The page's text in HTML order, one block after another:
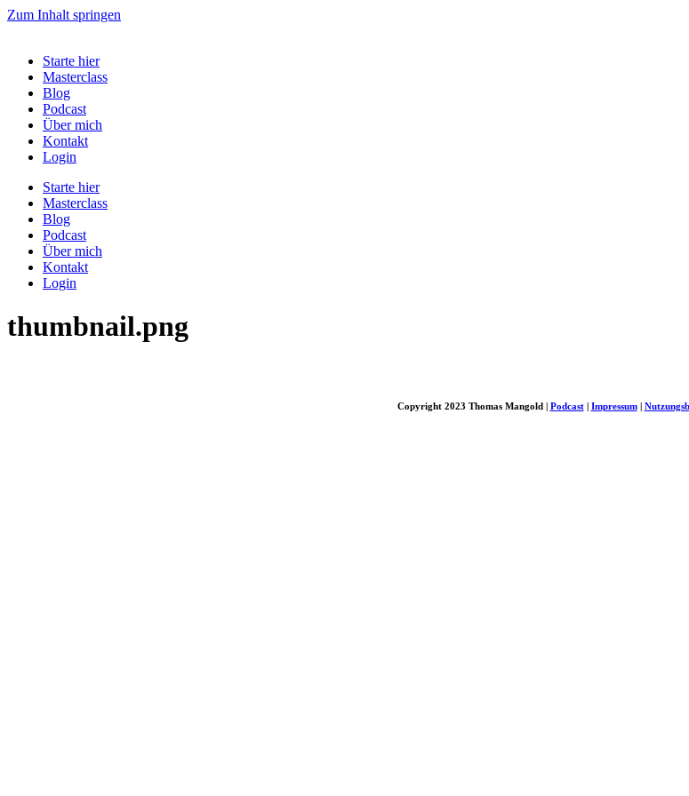
Zum Inhalt springen
Starte hier
Masterclass
Blog
Podcast
Über mich
Kontakt
Login
Starte hier
Masterclass
Blog
Podcast
Über mich
Kontakt
Login
thumbnail.png
Copyright 2023 Thomas Mangold | Podcast| Impressum|